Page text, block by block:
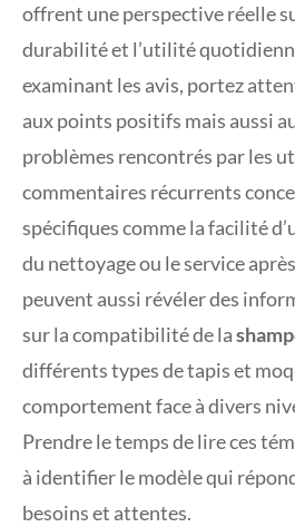
offrent une perspective réelle
durabilité et l’utilité
examinant les avis, portez
aux points positifs mais aussi
problèmes rencontrés par les
commentaires récurrents
spécifiques comme la facilité
du nettoyage ou le service
peuvent aussi révéler des
sur la compatibilité de la
différents types de tapis et
comportement face à divers
Prendre le temps de lire ces
à identifier le modèle qui
besoins et attentes.